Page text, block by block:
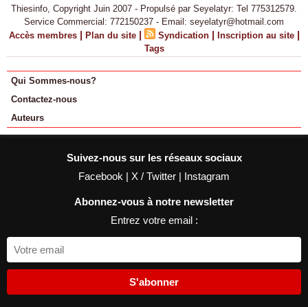
Thiesinfo, Copyright Juin 2007 - Propulsé par Seyelatyr: Tel 775312579.
Service Commercial: 772150237 - Email: seyelatyr@hotmail.com
Accès membres | Plan du site | Syndication | Inscription au site |
Tags
Qui Sommes-nous?
Contactez-nous
Auteurs
Suivez-nous sur les réseaux sociaux
Facebook | X / Twitter | Instagram
Abonnez-vous à notre newsletter
Entrez votre email :
S'abonner